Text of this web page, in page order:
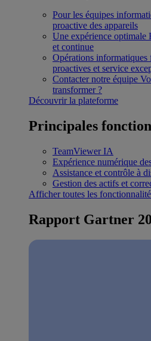
Pour les équipes
proactive des appareils
Une expérience optimale
et continue
Opérations informatiques
proactives et service
Contacter notre équipe
transformer ?
Découvrir la plateforme
Principales
TeamViewer IA
Expérience numérique
Assistance et contrôle à
Gestion des actifs et
Afficher toutes les
Rapport Gartner